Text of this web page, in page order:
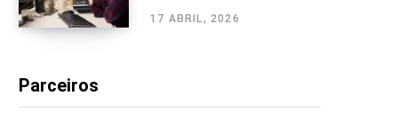
17 ABRIL, 2026
Parceiros